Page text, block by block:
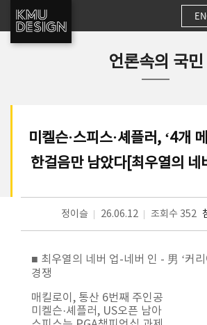
언론속의 국민
미켈슨·스피스·셰플러, ‘4개
한걸음만 남았다[최우열의 네
정이슬 26.06.12 조회수 352
■ 최우열의 네버 업-네버 인 - 男 ‘커
경쟁
매킬로이, 통산 6번째 주인공
미켈슨·셰플러, US오픈 남아